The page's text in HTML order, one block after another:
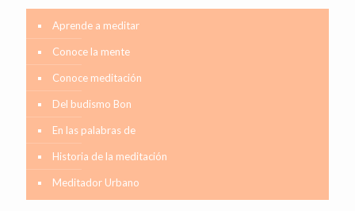
Aprende a meditar
Conoce la mente
Conoce meditación
Del budismo Bon
En las palabras de
Historia de la meditación
Meditador Urbano